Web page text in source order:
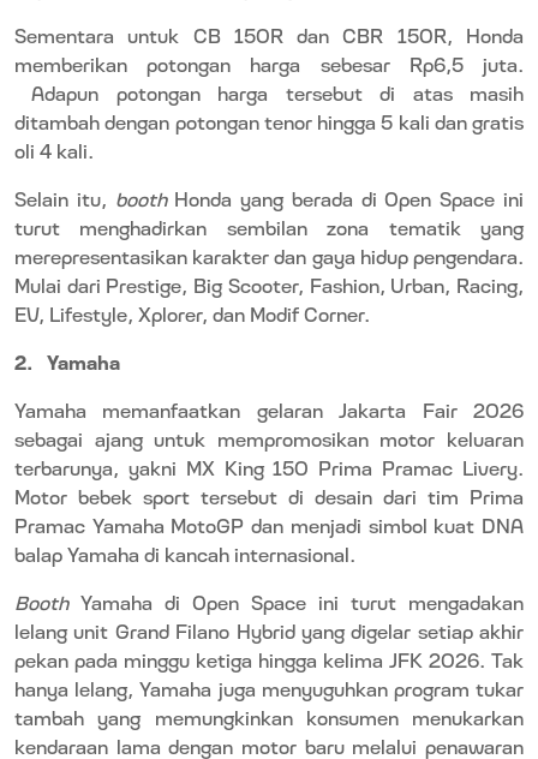
Sementara untuk CB 150R dan CBR 150R, Honda
memberikan potongan harga sebesar Rp6,5 juta.
Adapun potongan harga tersebut di atas masih
ditambah dengan potongan tenor hingga 5 kali dan gratis
oli 4 kali.
Selain itu, booth Honda yang berada di Open Space ini
turut menghadirkan sembilan zona tematik yang
merepresentasikan karakter dan gaya hidup pengendara.
Mulai dari Prestige, Big Scooter, Fashion, Urban, Racing,
EV, Lifestyle, Xplorer, dan Modif Corner.
2.
Yamaha
Yamaha memanfaatkan gelaran Jakarta Fair 2026
sebagai ajang untuk mempromosikan motor keluaran
terbarunya, yakni MX King 150 Prima Pramac Livery.
Motor bebek sport tersebut di desain dari tim Prima
Pramac Yamaha MotoGP dan menjadi simbol kuat DNA
balap Yamaha di kancah internasional.
BoothYamaha di Open Space ini turut mengadakan
lelang unit Grand Filano Hybrid yang digelar setiap akhir
pekan pada minggu ketiga hingga kelima JFK 2026. Tak
hanya lelang, Yamaha juga menyuguhkan program tukar
tambah yang memungkinkan konsumen menukarkan
kendaraan lama dengan motor baru melalui penawaran